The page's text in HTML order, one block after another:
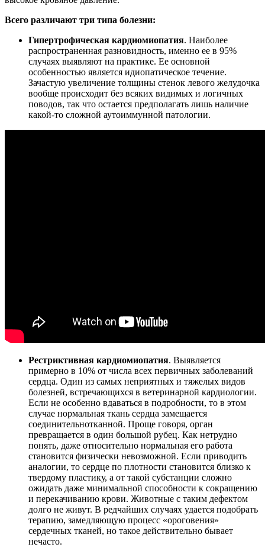
Всего различают три типа болезни:
Гипертрофическая кардиомиопатия. Наиболее
распространенная разновидность, именно ее в 95%
случаях выявляют на практике. Ее основной
особенностью является идиопатическое течение.
Зачастую увеличение толщины стенок левого желудочка
вообще происходит без всяких видимых и логичных
поводов, так что остается предполагать лишь наличие
какой-то сложной аутоиммунной патологии.
Рестриктивная кардиомиопатия. Выявляется
примерно в 10% от числа всех первичных заболеваний
сердца. Один из самых неприятных и тяжелых видов
болезней, встречающихся в ветеринарной кардиологии.
Если не особенно вдаваться в подробности, то в этом
случае нормальная ткань сердца замещается
соединительнотканной. Проще говоря, орган
превращается в один большой рубец. Как нетрудно
понять, даже относительно нормальная его работа
становится физически невозможной. Если приводить
аналогии, то сердце по плотности становится близко к
твердому пластику, а от такой субстанции сложно
ожидать даже минимальной способности к сокращению
и перекачиванию крови. Животные с таким дефектом
долго не живут. В редчайших случаях удается подобрать
терапию, замедляющую процесс «ороговения»
сердечных тканей, но такое действительно бывает
нечасто.